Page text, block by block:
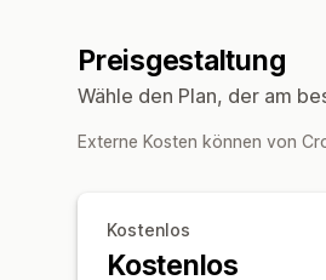
Preisgestaltung
Wähle den Plan, der am
Externe Kosten können von
Kostenlos
Kostenlos